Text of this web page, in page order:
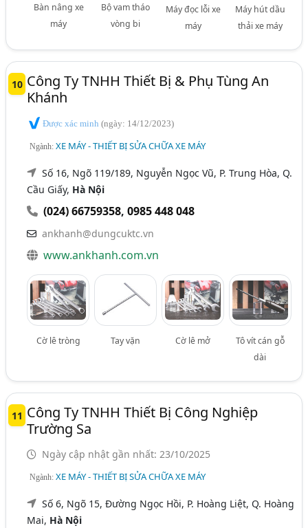
Bàn nâng xe
máy
Bộ vam tháo
vòng bi
Máy đọc lỗi xe
máy
Máy hút dầu
thải xe máy
10 Công Ty TNHH Thiết Bị & Phụ Tùng An
Khánh
Được xác minh(ngày: 14/12/2023)
Ngành:XE MÁY - THIẾT BỊ SỬA CHỮA XE MÁY
Số 16, Ngõ 119/189, Nguyễn Ngọc Vũ, P. Trung Hòa, Q.
Cầu Giấy, Hà Nội
(024) 66759358,0985 448 048
ankhanh@dungcuktc.vn
www.ankhanh.com.vn
Cờ lê tròng Tay vặn Cờ lê mở
Tô vít cán gỗ
dài
11 Công Ty TNHH Thiết Bị Công Nghiệp
Trường Sa
Ngày cập nhật gần nhất: 23/10/2025
Ngành:XE MÁY - THIẾT BỊ SỬA CHỮA XE MÁY
Số 6, Ngõ 15, Đường Ngọc Hồi, P. Hoàng Liệt, Q. Hoàng
Mai, Hà Nội